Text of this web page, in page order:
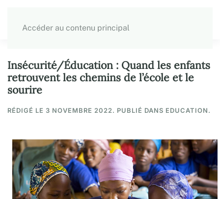
Accéder au contenu principal
Insécurité/Éducation : Quand les enfants
retrouvent les chemins de l’école et le
sourire
RÉDIGÉ LE 3 NOVEMBRE 2022. PUBLIÉ DANS EDUCATION.